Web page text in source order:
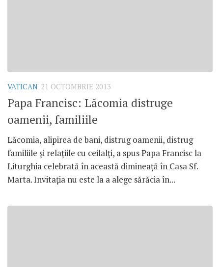
VATICAN 21 OCTOMBRIE 2013
Papa Francisc: Lăcomia distruge
oamenii, familiile
Lăcomia, alipirea de bani, distrug oamenii, distrug
familiile şi relaţiile cu ceilalţi, a spus Papa Francisc la
Liturghia celebrată în această dimineaţă în Casa Sf.
Marta. Invitaţia nu este la a alege sărăcia în...